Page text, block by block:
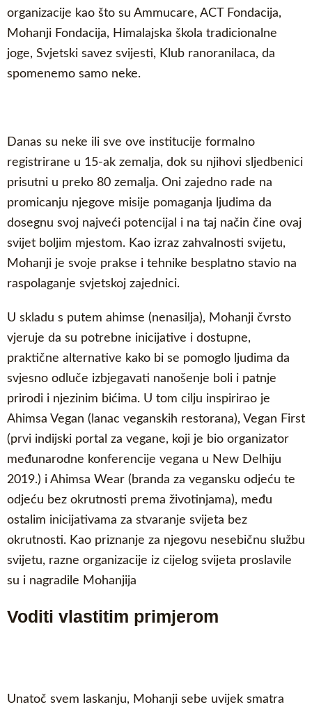
organizacije kao što su Ammucare, ACT Fondacija,
Mohanji Fondacija, Himalajska škola tradicionalne
joge, Svjetski savez svijesti, Klub ranoranilaca, da
spomenemo samo neke.
Danas su neke ili sve ove institucije formalno
registrirane u 15-ak zemalja, dok su njihovi sljedbenici
prisutni u preko 80 zemalja. Oni zajedno rade na
promicanju njegove misije pomaganja ljudima da
dosegnu svoj najveći potencijal i na taj način čine ovaj
svijet boljim mjestom. Kao izraz zahvalnosti svijetu,
Mohanji je svoje prakse i tehnike besplatno stavio na
raspolaganje svjetskoj zajednici.
U skladu s putem ahimse (nenasilja), Mohanji čvrsto
vjeruje da su potrebne inicijative i dostupne,
praktične alternative kako bi se pomoglo ljudima da
svjesno odluče izbjegavati nanošenje boli i patnje
prirodi i njezinim bićima. U tom cilju inspirirao je
Ahimsa Vegan (lanac veganskih restorana), Vegan First
(prvi indijski portal za vegane, koji je bio organizator
međunarodne konferencije vegana u New Delhiju
2019.) i Ahimsa Wear (branda za vegansku odjeću te
odjeću bez okrutnosti prema životinjama), među
ostalim inicijativama za stvaranje svijeta bez
okrutnosti. Kao priznanje za njegovu nesebičnu službu
svijetu, razne organizacije iz cijelog svijeta proslavile
su i nagradile Mohanjija
Voditi vlastitim primjerom
Unatoč svem laskanju, Mohanji sebe uvijek smatra